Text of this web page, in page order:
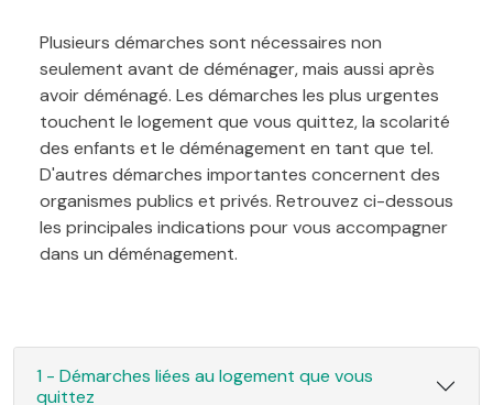
Plusieurs démarches sont nécessaires non
seulement avant de déménager, mais aussi après
avoir déménagé. Les démarches les plus urgentes
touchent le logement que vous quittez, la scolarité
des enfants et le déménagement en tant que tel.
D'autres démarches importantes concernent des
organismes publics et privés. Retrouvez ci-dessous
les principales indications pour vous accompagner
dans un déménagement.
1 - Démarches liées au logement que vous
quittez